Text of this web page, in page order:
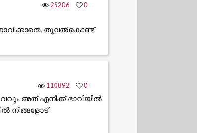
25206 0
തൂവല്‍കൊണ്ട്
110892 0
അത് എനിക്ക് ഭാവിയിൽ
നിങ്ങളോട്